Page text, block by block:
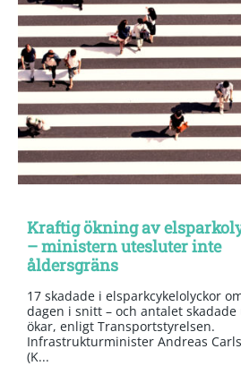
Kraftig ökning av
– ministern utesluter inte
åldersgräns
17 skadade i elsparkcykelolyckor
dagen i snitt – och antalet skadade
ökar, enligt Transportstyrelsen.
Infrastrukturminister Andreas
(K...